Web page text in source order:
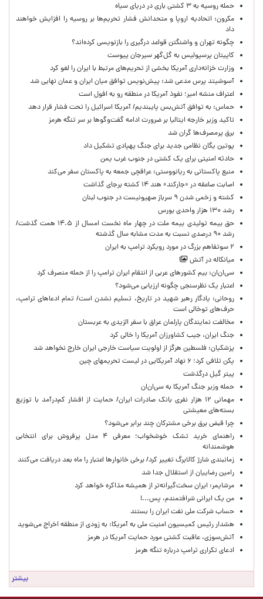
حمله روسیه به ۳ کشتی باری در دریای سیاه
مکرون: اتحادیه اروپا و متحدانش فشار تحریم‌ها بر روسیه را افزایش خواهند
داد
چگونه تهران و واشنگتن قواعد درگیری را بازنویسی کرده‌اند؟
کاپیتان پرسپولیس به گل‌گهر سیرجان پیوست
وزارت خزانه‌داری آمریکا بخشی از تحریم‌های مرتبط با ایران را لغو کرد
آسوشیتد پرس مدعی شد: پیش‌نویس توافق میان ایران و عمان نهایی شد
اعتراف منشه امیر؛ نفوذ آمریکا در منطقه رو به افول است
حماس: به توافق آتش‌بس پایبندیم/ آمریکا اسرائیل را تحت فشار قرار دهد
تاکید وزیر خارجه ایتالیا بر ضرورت ادامه گفت‌وگوها بر سر تنگه هرمز
برق پرمصرف‌ها گران شد
پوتین یگان نظامی جدید برای جنگ پهپادی تشکیل داد
حادثه امنیتی برای یک کشتی در جنوب غرب یمن
منبع پاکستانی به ریانووستی: عراقچی جمعه به پاکستان سفر می‌کند
اصابت صاعقه در «جارکند» هند ۱۴ کشته برجای گذاشت
کشته و زخمی شدن ۹ سرباز صهیونیست در جنوب لبنان
رشد ۱۳۰ هزار واحدی بورس
حق بیمه تولیدی بیمه ملت در چهار ماه نخست امسال از ۱۴.۵ همت گذشت/
رشد ۹۰ درصدی نسبت به مدت مشابه سال گذشته
۲ سوتفاهم بزرگ در مورد رویکرد ترامپ به ایران
میانکاله در آتش
سی‌ان‌ان: بیم کشورهای عربی از انتقام ایران ترامپ را از حمله منصرف کرد
اعتبار یک نظرسنجی چگونه ارزیابی می‌شود؟
روحانی: یادگار رهبر شهید در تاریخ، تسلیم نشدن است/ تمام ادعاهای ترامپ،
حرف‌های توخالی است
مخالفت نمایندگان پارلمان عراق با سفر الزیدی به عربستان
جنگ ایران، جیب کشاورزان آمریکا را خالی کرد
پزشکیان: فلسطین هرگز از اولویت سیاست خارجی ایران خارج نخواهد شد
پکن تلافی کرد؛ ۶ نهاد آمریکایی در لیست تحریمهای چین
پیتر گیل درگذشت
حمله وزیر جنگ آمریکا به سی‌ان‌ان
مهمانی ۱۲ هزار نفری بانک صادرات ایران/ حمایت از اقشار کم‌درآمد با توزیع
بسته‌های معیشتی
چرا قبض برق برخی مشترکان چند برابر می‌شود؟
راهنمای خرید تشک خوشخواب؛ معرفی ۴ مدل پرفروش برای انتخابی
هوشمندانه
زمانبندی شارژ کالابرگ تغییر کرد/ برخی خانوارها اعتبار را ماه بعد دریافت می‌کنند
رامین رضاییان از استقلال جدا شد
مرشایمر: ایران سخت‌گیرانه‌تر از همیشه مذاکره خواهد کرد
من یک ایرانی شرافتمندم، پس...!
حساب‌ شرکت ملی نفت ایران را بستند
هشدار رئیس کمیسیون امنیت ملی به آمریکا: به زودی از منطقه اخراج می‌شوید
آتش‌سوزی، عاقبت کشتی مورد حمایت آمریکا در هرمز
ادعای تکراری ترامپ درباره تنگه هرمز
بیشتر